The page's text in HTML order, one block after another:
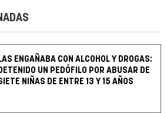
LAS ENGAÑABA CON ALCOHOL Y DROGAS:
DETENIDO UN PEDÓFILO POR ABUSAR DE
NIÑAS DE ENTRE 13 Y 15 AÑOS